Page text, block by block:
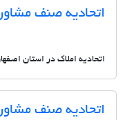
اتحادیه صنف
اتحادیه املاک در استان
اتحادیه صنف